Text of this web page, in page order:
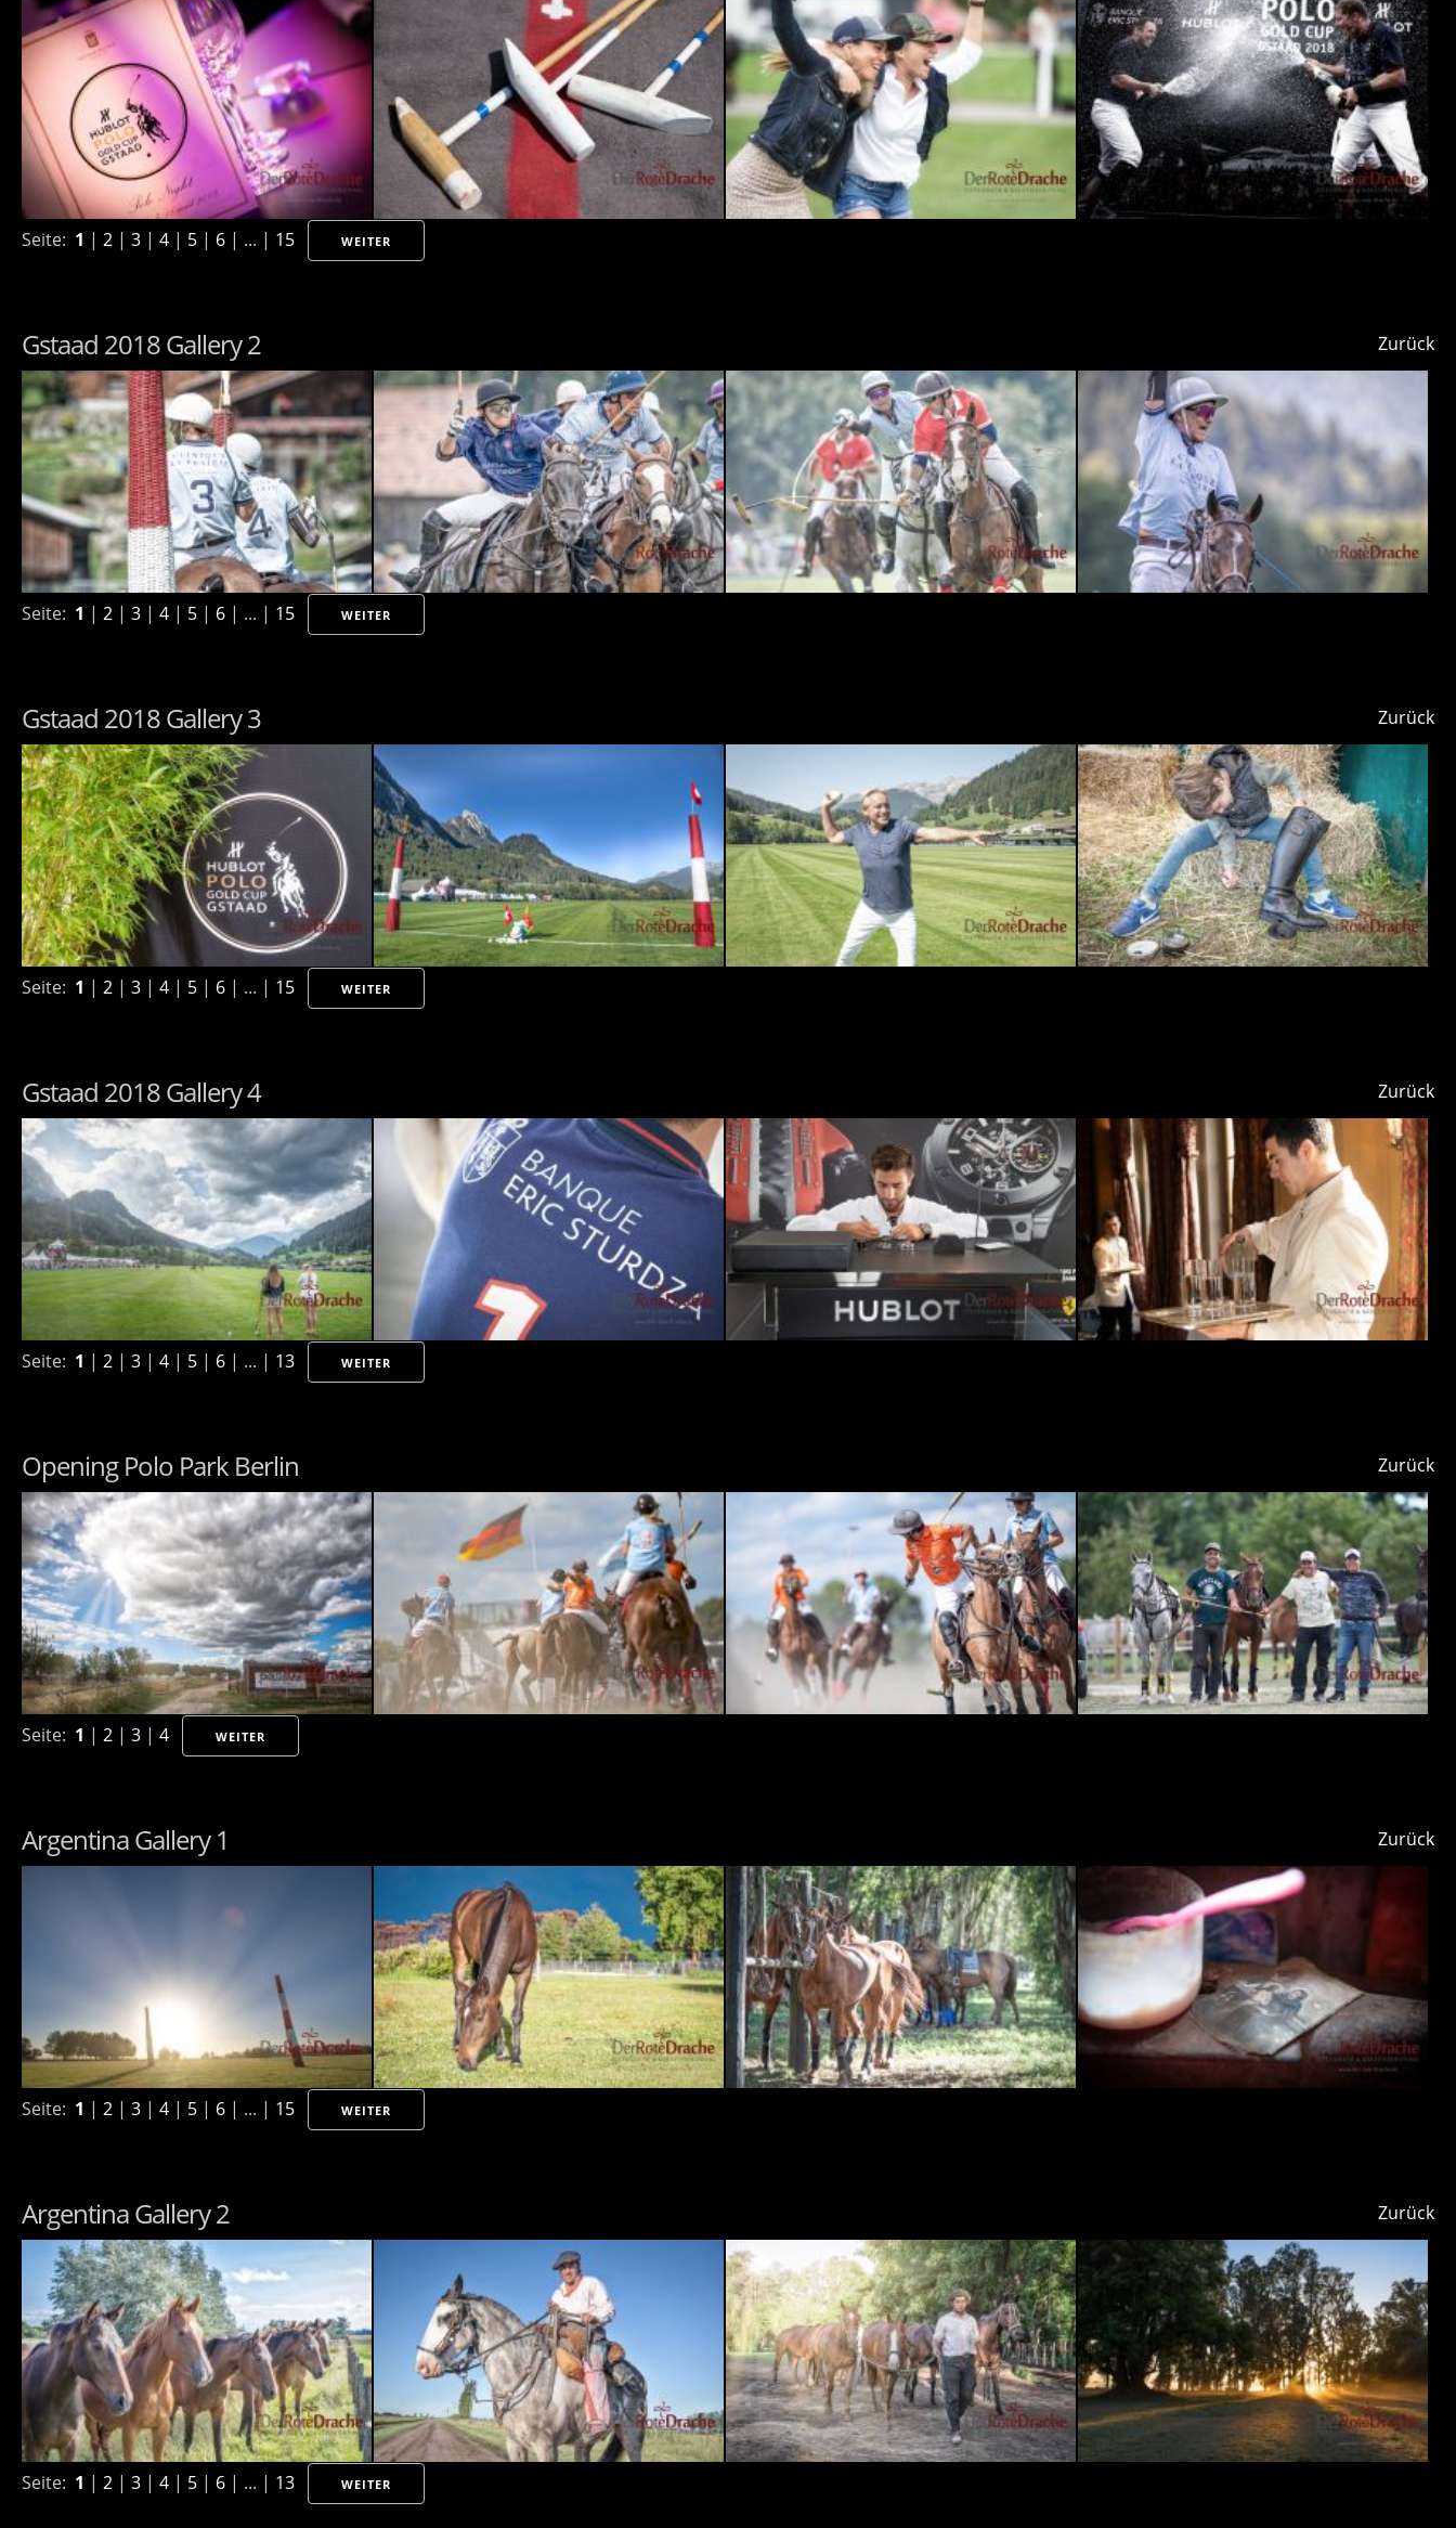
Seite: 1 | 2 | 3 | 4 | 5 | 6 | ... | 15 WEITER
Zurück
Gstaad 2018 Gallery 2
Seite: 1 | 2 | 3 | 4 | 5 | 6 | ... | 15 WEITER
Zurück
Gstaad 2018 Gallery 3
Seite: 1 | 2 | 3 | 4 | 5 | 6 | ... | 15 WEITER
Zurück
Gstaad 2018 Gallery 4
Seite: 1 | 2 | 3 | 4 | 5 | 6 | ... | 13 WEITER
Zurück
Opening Polo Park Berlin
Seite: 1 | 2 | 3 | 4 WEITER
Zurück
Argentina Gallery 1
Seite: 1 | 2 | 3 | 4 | 5 | 6 | ... | 15 WEITER
Zurück
Argentina Gallery 2
Seite: 1 | 2 | 3 | 4 | 5 | 6 | ... | 13 WEITER